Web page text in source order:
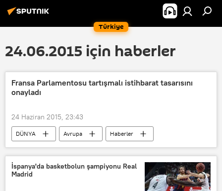
Türkiye
24.06.2015 için haberler
Fransa Parlamentosu tartışmalı istihbarat tasarısını
onayladı
24 Haziran 2015, 23:43
DÜNYA Avrupa
Haberler
Fransa
François Hollande
İspanya'da basketbolun şampiyonu Real
Madrid